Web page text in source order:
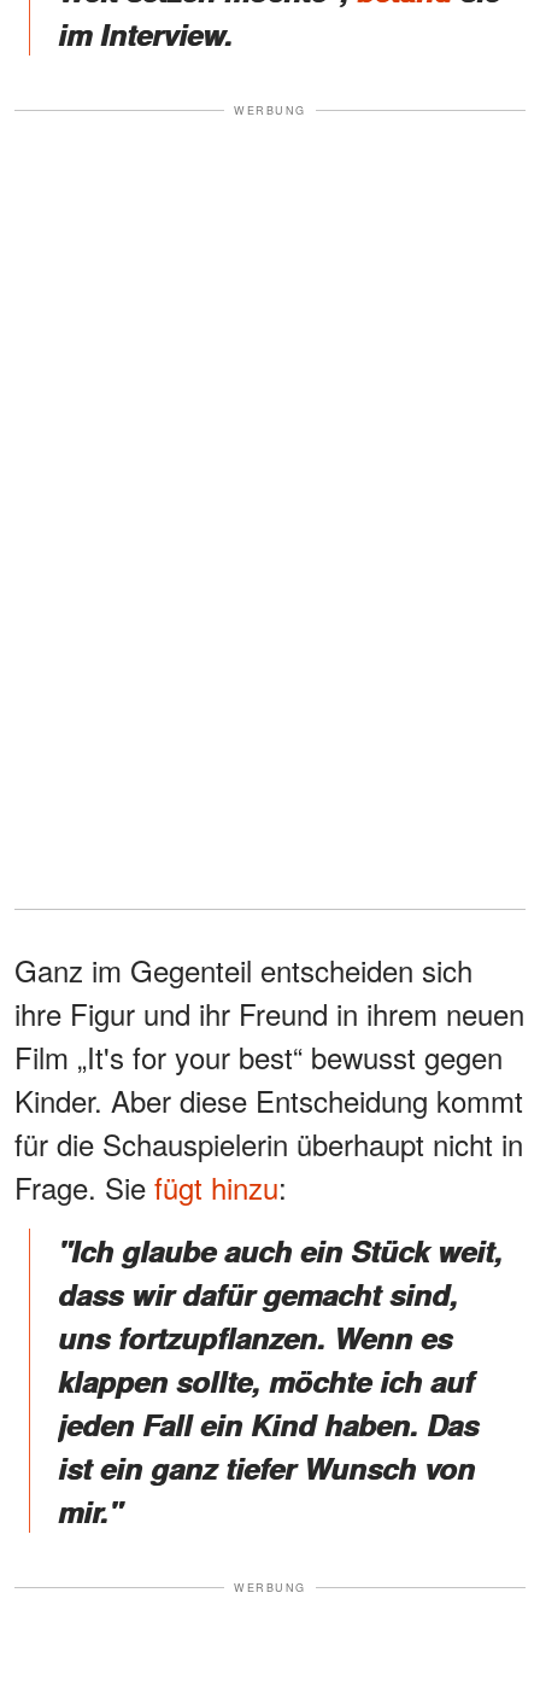
im Interview.
WERBUNG
Ganz im Gegenteil entscheiden sich
ihre Figur und ihr Freund in ihrem neuen
Film „It's for your best“ bewusst gegen
Kinder. Aber diese Entscheidung kommt
für die Schauspielerin überhaupt nicht in
Frage. Sie fügt hinzu:
"Ich glaube auch ein Stück weit,
dass wir dafür gemacht sind,
uns fortzupflanzen. Wenn es
klappen sollte, möchte ich auf
jeden Fall ein Kind haben. Das
ist ein ganz tiefer Wunsch von
mir."
WERBUNG